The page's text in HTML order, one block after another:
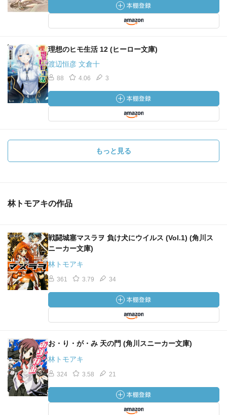
理想のヒモ生活 12 (ヒーロー文庫)
渡辺恒彦 文倉十
88 4.06 3
もっと見る
林トモアキの作品
戦闘城塞マスラヲ 負け犬にウイルス (Vol.1) (角川ス
ニーカー文庫)
林トモアキ
361 3.79 34
お・り・が・み 天の門 (角川スニーカー文庫)
林トモアキ
324 3.58 21